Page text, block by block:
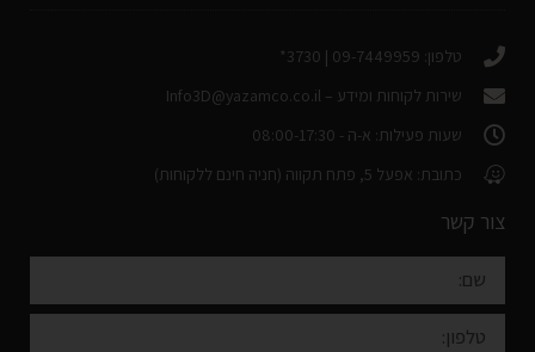
טלפון: 09-7449959 | 3730*
שירות לקוחות ומידע – Info3D@yazamco.co.il
שעות פעילות: א-ה - 08:00-17:30
כתובת: אפעל 5, פתח תקווה (חניה חינם ללקוחות)
צור קשר